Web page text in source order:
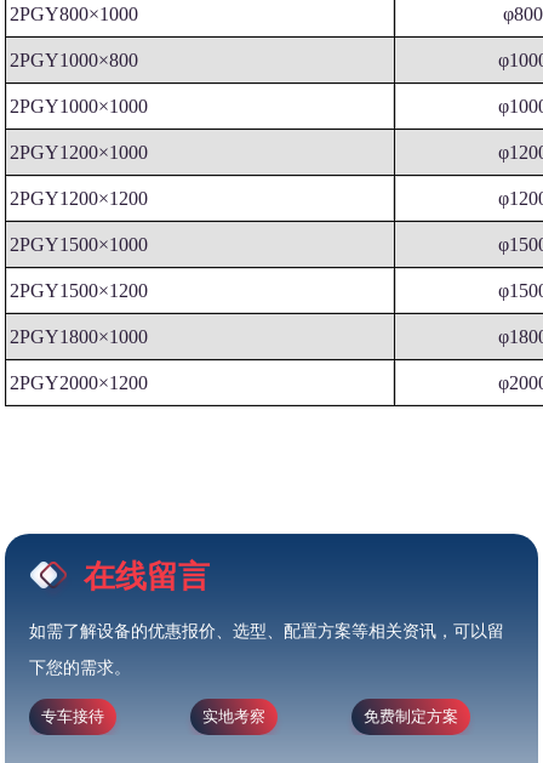
2PGY800×1000 φ800
2PGY1000×800
2PGY1000×1000
2PGY1200×1000
2PGY1200×1200
2PGY1500×1000
2PGY1500×1200
2PGY1800×1000
2PGY2000×1200
在线留言
如需了解设备的优惠报价、选型、配置方案等相关资讯，可以留
下您的需求。
专车接待 实地考察 免费制定方案